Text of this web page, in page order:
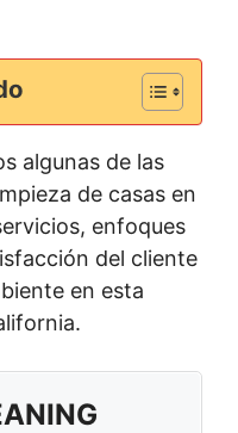
algunas de las
de casas en
enfoques
del cliente
en esta